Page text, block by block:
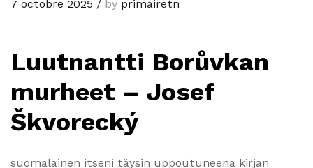
7 octobre 2025 / by primairetn
Luutnantti Borůvkan
murheet – Josef
Škvorecký
suomalainen itseni täysin uppoutuneena kirjan